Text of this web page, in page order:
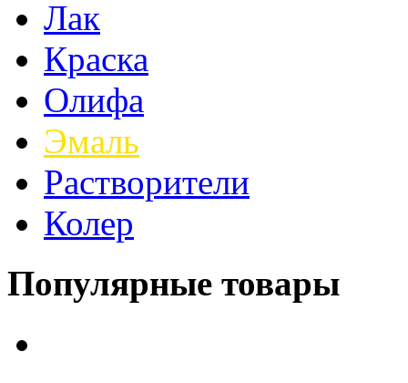
Лак
Краска
Олифа
Эмаль
Растворители
Колер
Популярные товары